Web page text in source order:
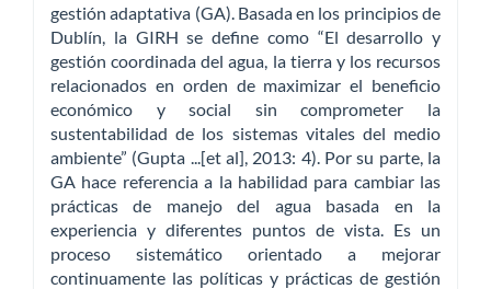
gestión adaptativa (GA). Basada en los principios de
Dublín, la GIRH se define como “El desarrollo y
gestión coordinada del agua, la tierra y los recursos
relacionados en orden de maximizar el beneficio
económico y social sin comprometer la
sustentabilidad de los sistemas vitales del medio
ambiente” (Gupta ...[et al], 2013: 4). Por su parte, la
GA hace referencia a la habilidad para cambiar las
prácticas de manejo del agua basada en la
experiencia y diferentes puntos de vista. Es un
proceso sistemático orientado a mejorar
continuamente las políticas y prácticas de gestión